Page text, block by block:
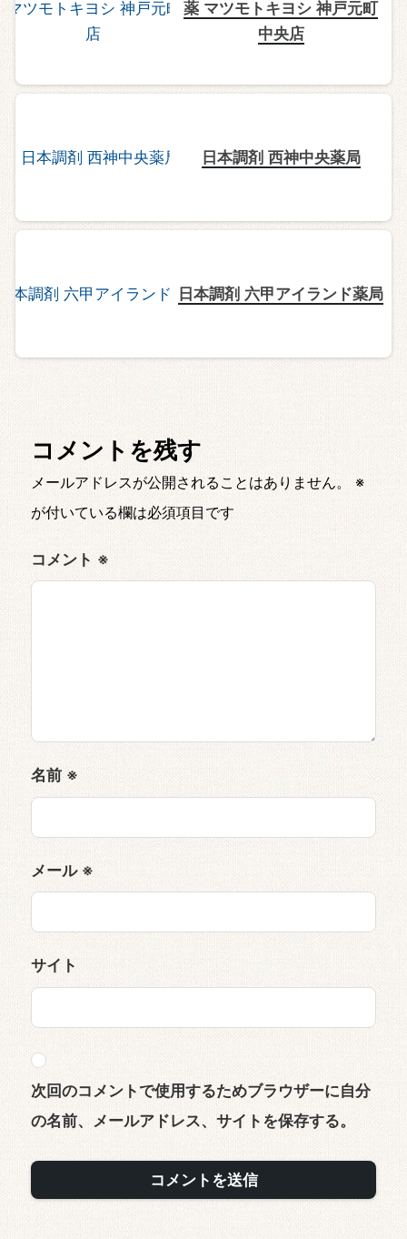
薬 マツモトキヨシ 神戸元町
中央店
日本調剤 西神中央薬局
日本調剤 六甲アイランド薬局
コメントを残す
メールアドレスが公開されることはありません。
※
が付いている欄は必須項目です
コメント ※
名前 ※
メール ※
サイト
次回のコメントで使用するためブラウザーに自分
の名前、メールアドレス、サイトを保存する。